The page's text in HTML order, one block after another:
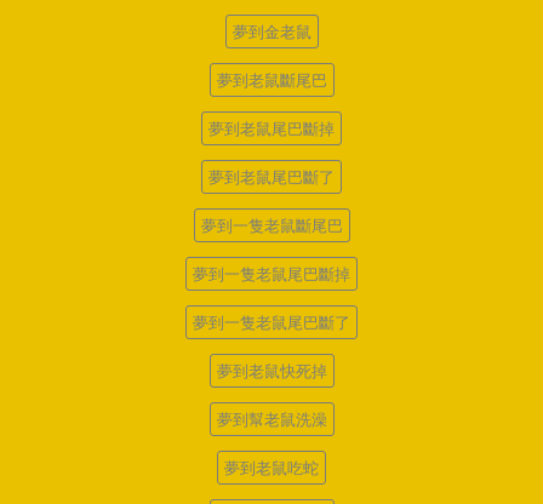
夢到金老鼠
夢到老鼠斷尾巴
夢到老鼠尾巴斷掉
夢到老鼠尾巴斷了
夢到一隻老鼠斷尾巴
夢到一隻老鼠尾巴斷掉
夢到一隻老鼠尾巴斷了
夢到老鼠快死掉
夢到幫老鼠洗澡
夢到老鼠吃蛇